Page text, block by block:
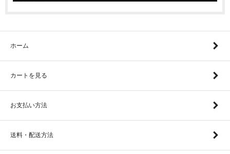
ホーム
カートを見る
お支払い方法
送料・配送方法